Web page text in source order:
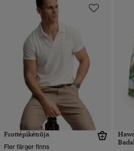
Frottépikétröja
Fler färger finns